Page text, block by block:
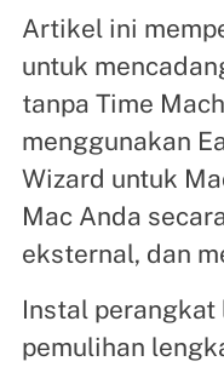
Artikel ini
untuk
tanpa Time
menggunakan
Wizard untuk
Mac Anda
eksternal, dan
Instal perangkat
pemulihan